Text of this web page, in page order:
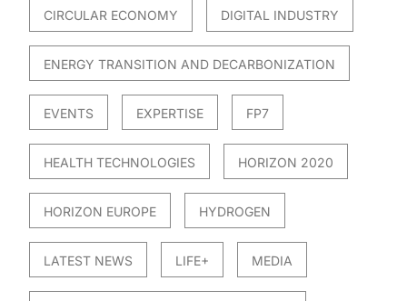
CIRCULAR ECONOMY DIGITAL INDUSTRY
ENERGY TRANSITION AND DECARBONIZATION
EVENTS EXPERTISE FP7
HEALTH TECHNOLOGIES HORIZON 2020
HORIZON EUROPE HYDROGEN
LATEST NEWS LIFE+ MEDIA